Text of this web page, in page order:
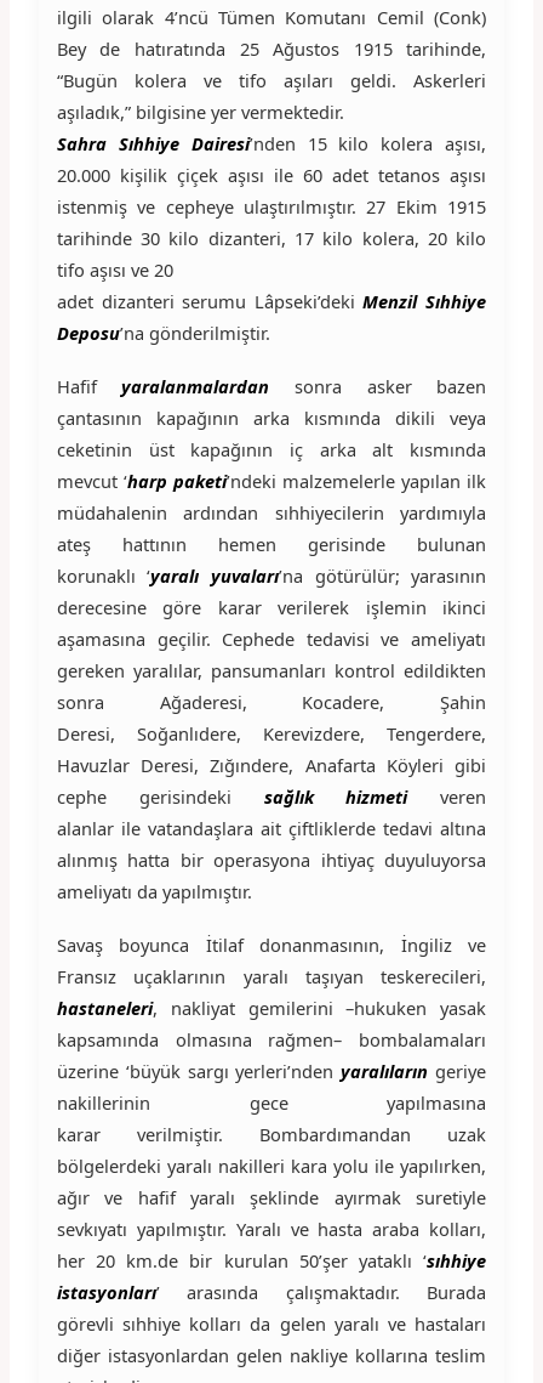
ilgili olarak 4’ncü Tümen Komutanı Cemil (Conk)
Bey de hatıratında 25 Ağustos 1915 tarihinde,
“Bugün kolera ve tifo aşıları geldi. Askerleri
aşıladık,” bilgisine yer vermektedir.
Sahra Sıhhiye Dairesi’nden 15 kilo kolera aşısı,
20.000 kişilik çiçek aşısı ile 60 adet tetanos aşısı
istenmiş ve cepheye ulaştırılmıştır. 27 Ekim 1915
tarihinde 30 kilo dizanteri, 17 kilo kolera, 20 kilo
tifo aşısı ve 20
adet dizanteri serumu Lâpseki’dekiMenzil Sıhhiye
Deposu’na gönderilmiştir.
Hafifyaralanmalardan
sonra asker bazen
çantasının kapağının arka kısmında dikili veya
ceketinin üst kapağının iç arka alt kısmında
mevcut ‘harp paketi’ndeki malzemelerle yapılan ilk
müdahalenin ardından sıhhiyecilerin yardımıyla
ateş hattının hemen gerisinde bulunan
korunaklı ‘yaralı yuvaları’na götürülür; yarasının
derecesine göre karar verilerek işlemin ikinci
aşamasına geçilir. Cephede tedavisi ve ameliyatı
gereken yaralılar, pansumanları kontrol edildikten
sonra Ağaderesi, Kocadere, Şahin
Deresi, Soğanlıdere, Kerevizdere, Tengerdere,
Havuzlar Deresi, Zığındere, Anafarta Köyleri gibi
cephe gerisindeki sağlık hizmetiveren
alanlar ile vatandaşlara ait çiftliklerde tedavi altına
alınmış hatta bir operasyona ihtiyaç duyuluyorsa
ameliyatı da yapılmıştır.
Savaş boyunca İtilaf donanmasının, İngiliz ve
Fransız uçaklarının yaralı taşıyan teskerecileri,
hastaneleri, nakliyat gemilerini –hukuken yasak
kapsamında olmasına rağmen– bombalamaları
üzerine ‘büyük sargı yerleri’ndenyaralıların geriye
nakillerinin gece yapılmasına
karar verilmiştir. Bombardımandan uzak
bölgelerdeki yaralı nakilleri kara yolu ile yapılırken,
ağır ve hafif yaralı şeklinde ayırmak suretiyle
sevkıyatı yapılmıştır. Yaralı ve hasta araba kolları,
her 20 km.de bir kurulan 50’şer yataklı ‘sıhhiye
istasyonları’ arasında çalışmaktadır. Burada
görevli sıhhiye kolları da gelen yaralı ve hastaları
diğer istasyonlardan gelen nakliye kollarına teslim